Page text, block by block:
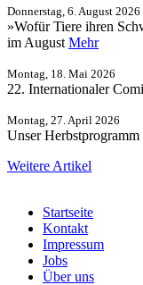
Donnerstag, 6. August 2026
»Wofür Tiere ihren
im August Mehr
Montag, 18. Mai 2026
22. Internationaler
Montag, 27. April 2026
Unser Herbstprogramm
Weitere Artikel
Startseite
Kontakt
Impressum
Jobs
Über uns